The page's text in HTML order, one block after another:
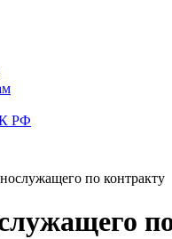
РФ
по контракту